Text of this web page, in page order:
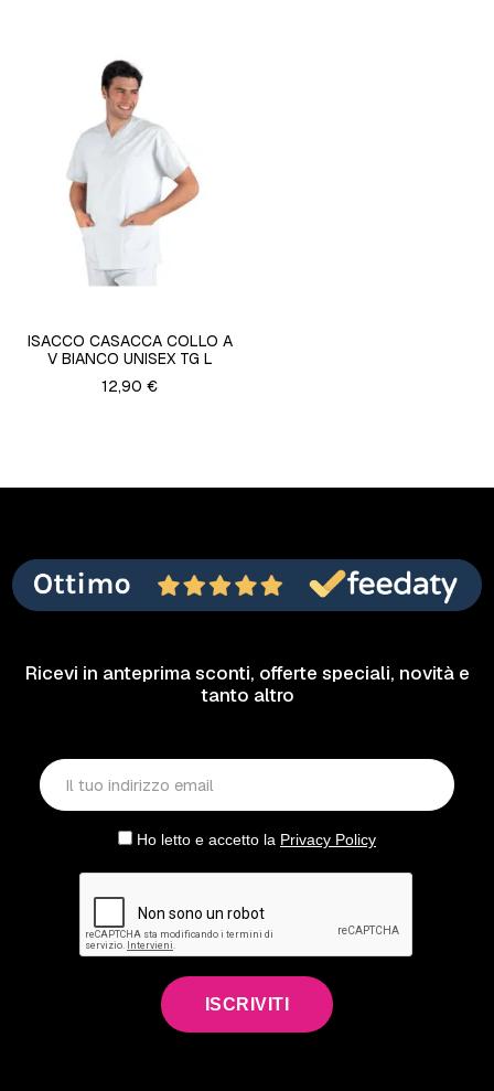
ISACCO CASACCA COLLO A
V BIANCO UNISEX TG L
12,90 €
Ricevi in anteprima sconti, offerte speciali, novità e
tanto altro
Ho letto e accetto la Privacy Policy
ISCRIVITI